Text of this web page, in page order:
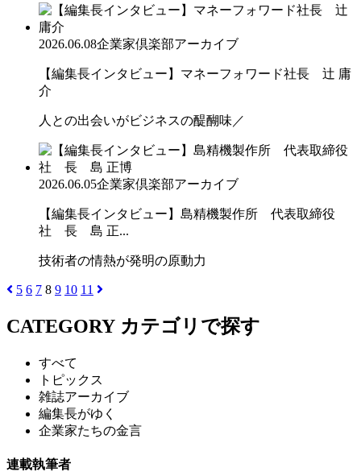
2026.06.08企業家倶楽部アーカイブ
【編集長インタビュー】マネーフォワード社長 辻 庸
介
人との出会いがビジネスの醍醐味／
2026.06.05企業家倶楽部アーカイブ
【編集長インタビュー】島精機製作所 代表取締役
社 長 島 正...
技術者の情熱が発明の原動力
5 6 7 8 9 10 11
CATEGORY カテゴリで探す
すべて
トピックス
雑誌アーカイブ
編集長がゆく
企業家たちの金言
連載執筆者